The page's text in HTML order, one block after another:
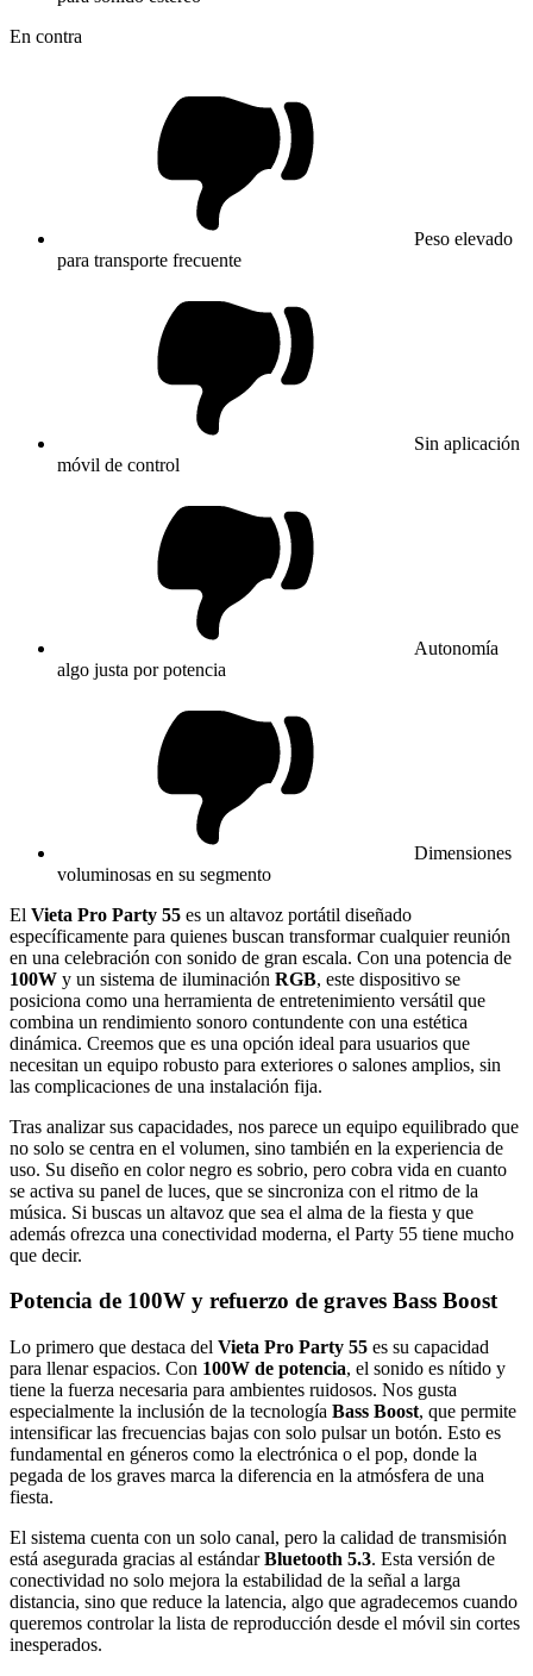
En contra
Peso elevado
para transporte frecuente
Sin aplicación
móvil de control
Autonomía
algo justa por potencia
Dimensiones
voluminosas en su segmento
El Vieta Pro Party 55 es un altavoz portátil diseñado
específicamente para quienes buscan transformar cualquier reunión
en una celebración con sonido de gran escala. Con una potencia de
100W y un sistema de iluminación RGB, este dispositivo se
posiciona como una herramienta de entretenimiento versátil que
combina un rendimiento sonoro contundente con una estética
dinámica. Creemos que es una opción ideal para usuarios que
necesitan un equipo robusto para exteriores o salones amplios, sin
las complicaciones de una instalación fija.
Tras analizar sus capacidades, nos parece un equipo equilibrado que
no solo se centra en el volumen, sino también en la experiencia de
uso. Su diseño en color negro es sobrio, pero cobra vida en cuanto
se activa su panel de luces, que se sincroniza con el ritmo de la
música. Si buscas un altavoz que sea el alma de la fiesta y que
además ofrezca una conectividad moderna, el Party 55 tiene mucho
que decir.
Potencia de 100W y refuerzo de graves Bass Boost
Lo primero que destaca del Vieta Pro Party 55 es su capacidad
para llenar espacios. Con 100W de potencia, el sonido es nítido y
tiene la fuerza necesaria para ambientes ruidosos. Nos gusta
especialmente la inclusión de la tecnología Bass Boost, que permite
intensificar las frecuencias bajas con solo pulsar un botón. Esto es
fundamental en géneros como la electrónica o el pop, donde la
pegada de los graves marca la diferencia en la atmósfera de una
fiesta.
El sistema cuenta con un solo canal, pero la calidad de transmisión
está asegurada gracias al estándarBluetooth 5.3. Esta versión de
conectividad no solo mejora la estabilidad de la señal a larga
distancia, sino que reduce la latencia, algo que agradecemos cuando
queremos controlar la lista de reproducción desde el móvil sin cortes
inesperados.